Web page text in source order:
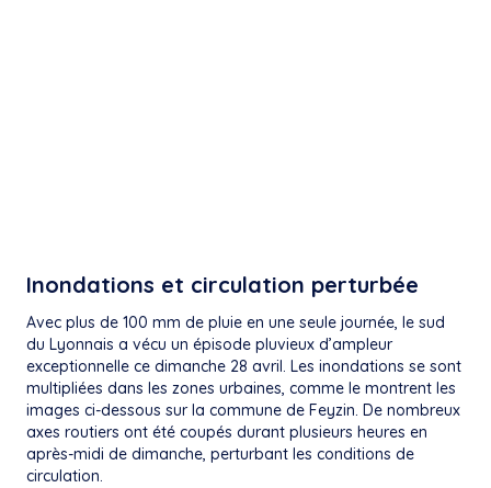
Inondations et circulation perturbée
Avec plus de 100 mm de pluie en une seule journée, le sud
du Lyonnais a vécu un épisode pluvieux d’ampleur
exceptionnelle ce dimanche 28 avril. Les inondations se sont
multipliées dans les zones urbaines, comme le montrent les
images ci-dessous sur la commune de Feyzin. De nombreux
axes routiers ont été coupés durant plusieurs heures en
après-midi de dimanche, perturbant les conditions de
circulation.